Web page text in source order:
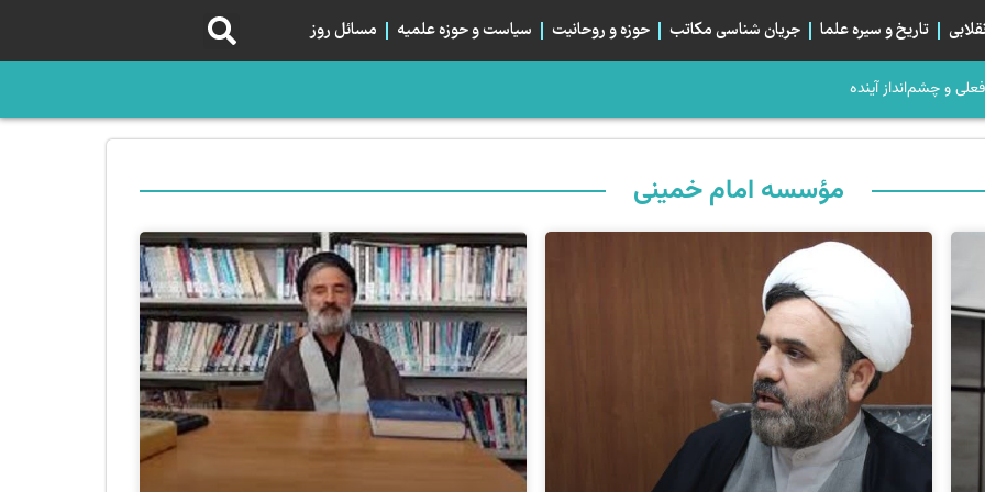
تاریخ و سیره علما جریان شناسی مکاتب حوزه و روحانیت سیاست و حوزه علمیه مسائل روز
اربعین و خیابان ایران، دو قطبی یا دو روی یک...
تبلور هم‌بستگی استراتژیک شیعیان
صلح می‌کرد؟
مؤسسه امام خمینی